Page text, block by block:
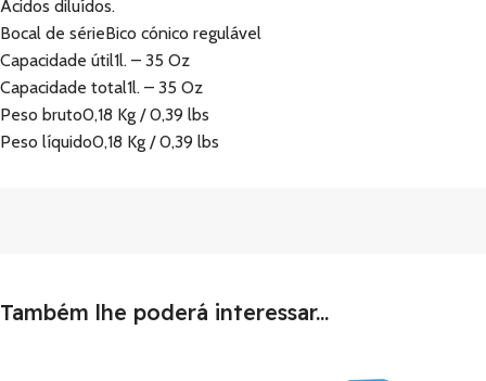
Ácidos diluídos.
Bocal de sérieBico cónico regulável
Capacidade útil1l. – 35 Oz
Capacidade total1l. – 35 Oz
Peso bruto0,18 Kg / 0,39 lbs
Peso líquido0,18 Kg / 0,39 lbs
Também lhe poderá interessar...